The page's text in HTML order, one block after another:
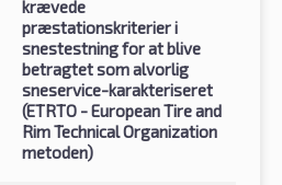
krævede
præstationskriterier i
snestestning for at blive
betragtet som alvorlig
sneservice-karakteriseret
(ETRTO - European Tire and
Rim Technical Organization
metoden)